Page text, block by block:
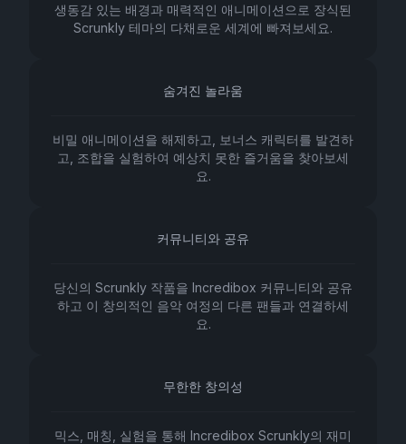
생동감 있는 배경과 매력적인 애니메이션으로 장식된
Scrunkly 테마의 다채로운 세계에 빠져보세요.
숨겨진 놀라움
비밀 애니메이션을 해제하고, 보너스 캐릭터를 발견하
고, 조합을 실험하여 예상치 못한 즐거움을 찾아보세
요.
커뮤니티와 공유
당신의 Scrunkly 작품을 Incredibox 커뮤니티와 공유
하고 이 창의적인 음악 여정의 다른 팬들과 연결하세
요.
무한한 창의성
믹스, 매칭, 실험을 통해 Incredibox Scrunkly의 재미